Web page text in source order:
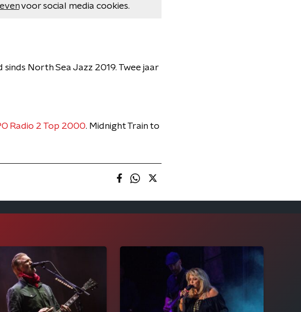
voor social media cookies.
North Sea Jazz 2019. Twee jaar
Radio 2 Top 2000. Midnight Train to